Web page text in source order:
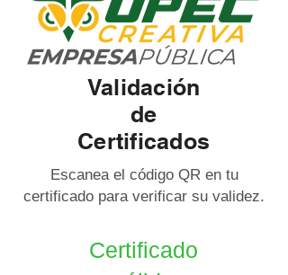
Validación
de
Certificados
Escanea el código QR en tu
certificado para verificar su validez.
Certificado